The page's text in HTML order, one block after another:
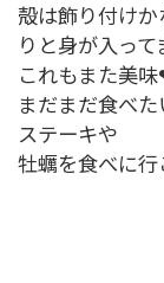
殻は飾り付け
りと身が入って
これもまた美
まだまだ食べ
ステーキや
牡蠣を食べに行